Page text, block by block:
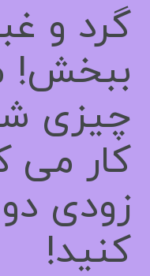
گرد و
ببخش!
چیزی
کار می
زودی
کنید!